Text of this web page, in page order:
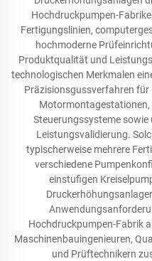
Hochdruckpumpen-
Fertigungslinien,
hochmoderne
Produktqualität und
technologischen Merkmalen
Präzisionsgussverfahren
Steuerungssysteme
Leistungsvalidierung.
typischerweise mehrere
verschiedene
einstufigen
Hochdruckpumpen-Fabrik
Maschinenbauingenieuren,
und Prüftechnikern